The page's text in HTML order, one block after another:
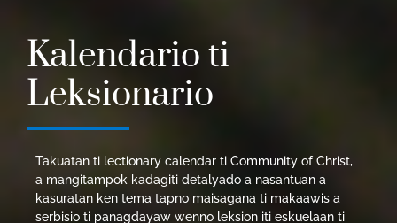
Kalendario ti
Leksionario
Takuatan ti lectionary calendar ti Community of Christ,
a mangitampok kadagiti detalyado a nasantuan a
kasuratan ken tema tapno maisagana ti makaawis a
serbisio ti panagdayaw wenno leksion iti eskuelaan ti